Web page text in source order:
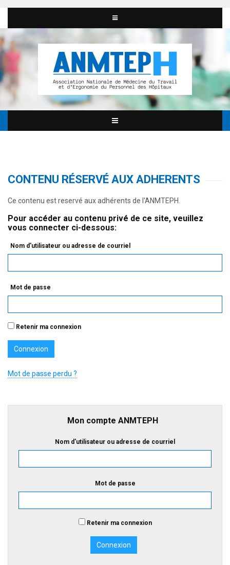
CONTENU RÉSERVÉ AUX ADHERENTS
Ce contenu est reservé aux adhérents de l'ANMTEPH.
Pour accéder au contenu privé de ce site, veuillez
vous connecter ci-dessous:
Nom d'utilisateur ou adresse de courriel
Mot de passe
Retenir ma connexion
Mot de passe perdu ?
Mon compte ANMTEPH
Nom d'utilisateur ou adresse de courriel
Mot de passe
Retenir ma connexion